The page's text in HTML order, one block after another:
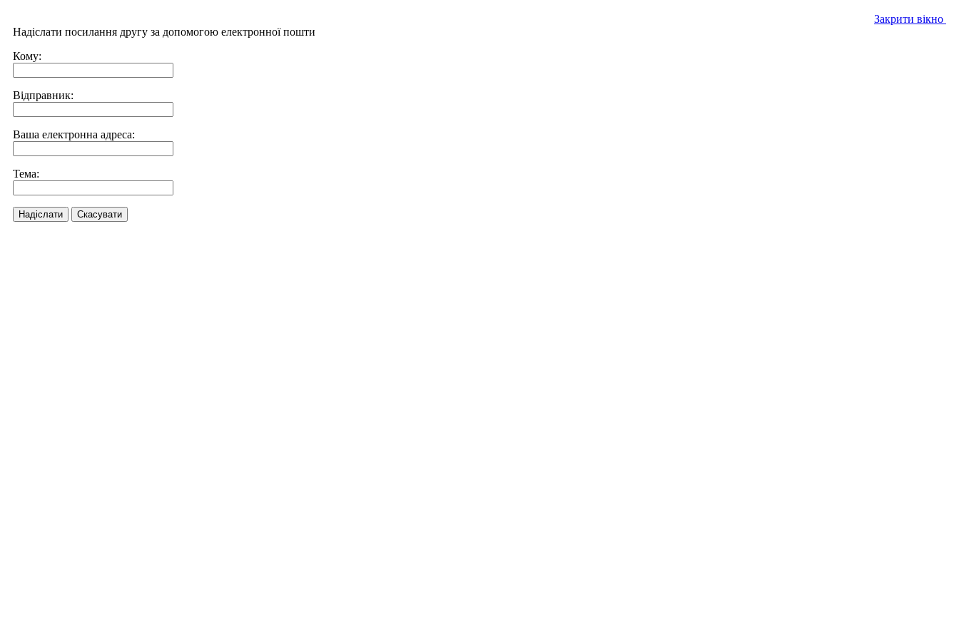
Закрити вікно
Надіслати посилання другу за допомогою електронної пошти
Кому:
Відправник:
Ваша електронна адреса:
Тема:
Надіслати Скасувати